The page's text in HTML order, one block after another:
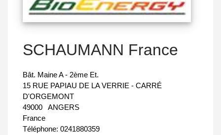
SCHAUMANN France
Bât. Maine A - 2ème Et.
15 RUE PAPIAU DE LA VERRIE - CARRÉ
D'ORGEMONT
49000
ANGERS
France
Téléphone: 0241880359